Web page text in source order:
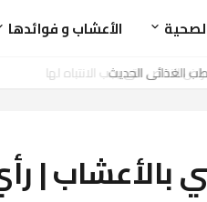
الأعشاب و فوائدها
بالأعشاب |